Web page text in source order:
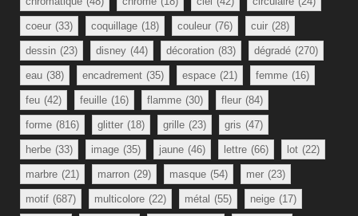
coeur (33) coquillage (18) couleur (76) cuir (28)
dessin (23) disney (44) décoration (83) dégradé (270)
eau (38) encadrement (35) espace (21) femme (16)
feu (42) feuille (16) flamme (30) fleur (84)
forme (816) glitter (18) grille (23) gris (47)
herbe (33) image (35) jaune (46) lettre (66) lot (22)
marbre (21) marron (29) masque (54) mer (23)
motif (687) multicolore (22) métal (55) neige (17)